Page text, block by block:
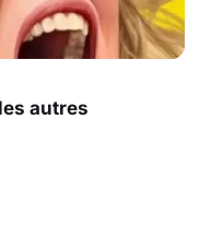
autres